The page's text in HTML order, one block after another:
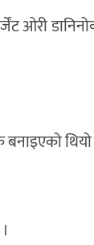
ओरी
थियो